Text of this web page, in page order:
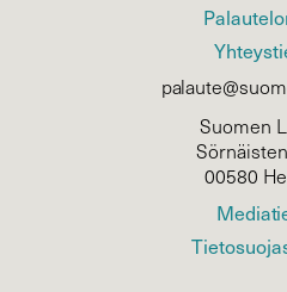
Suomen
00580